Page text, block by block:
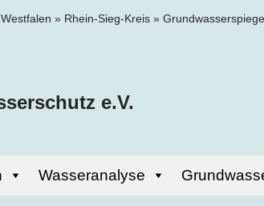
» Rhein-Sieg-Kreis »
e.V.
Wasseranalyse